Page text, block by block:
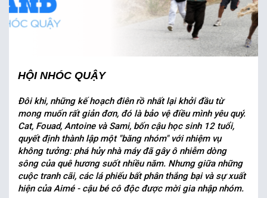
HỘI NHÓC QUẬY
Đôi khi, những kế hoạch điên rồ nhất lại khởi đầu từ
mong muốn rất giản đơn, đó là bảo vệ điều mình yêu quý.
Cat, Fouad, Antoine và Sami, bốn cậu học sinh 12 tuổi,
quyết định thành lập một "băng nhóm" với nhiệm vụ
không tưởng: phá hủy nhà máy đã gây ô nhiễm dòng
sông của quê hương suốt nhiều năm. Nhưng giữa những
cuộc tranh cãi, các lá phiếu bất phân thắng bại và sự xuất
hiện của Aimé - cậu bé cô độc được mời gia nhập nhóm.